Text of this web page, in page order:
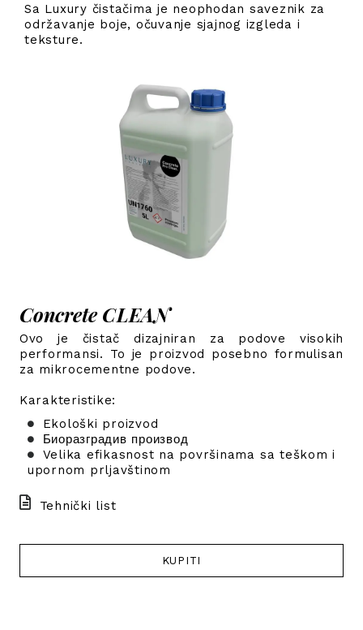
Sa Luxury čistačima je neophodan saveznik za
održavanje boje, očuvanje sjajnog izgleda i
teksture.
Concrete CLEAN
Ovo je čistač dizajniran za podove visokih
performansi. To je proizvod posebno formulisan
za mikrocementne podove.
Karakteristike:
Ekološki proizvod
Биоразградив производ
Velika efikasnost na površinama sa teškom i
upornom prljavštinom
Tehnički list
KUPITI